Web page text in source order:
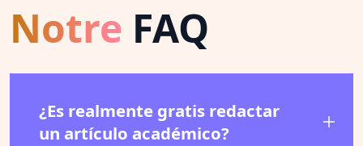
Notre FAQ
¿Es realmente gratis redactar
un artículo académico?